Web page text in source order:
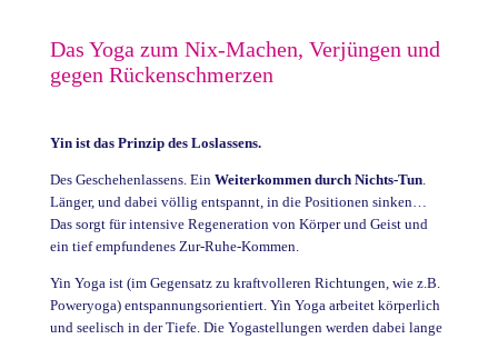
Das Yoga zum Nix-Machen, Verjüngen und
gegen Rückenschmerzen
Yin ist das Prinzip des Loslassens.
Des Geschehenlassens. Ein Weiterkommen durch Nichts-Tun.
Länger, und dabei völlig entspannt, in die Positionen sinken…
Das sorgt für intensive Regeneration von Körper und Geist und
ein tief empfundenes Zur-Ruhe-Kommen.
Yin Yoga ist (im Gegensatz zu kraftvolleren Richtungen, wie z.B.
Poweryoga) entspannungsorientiert. Yin Yoga arbeitet körperlich
und seelisch in der Tiefe. Die Yogastellungen werden dabei lange